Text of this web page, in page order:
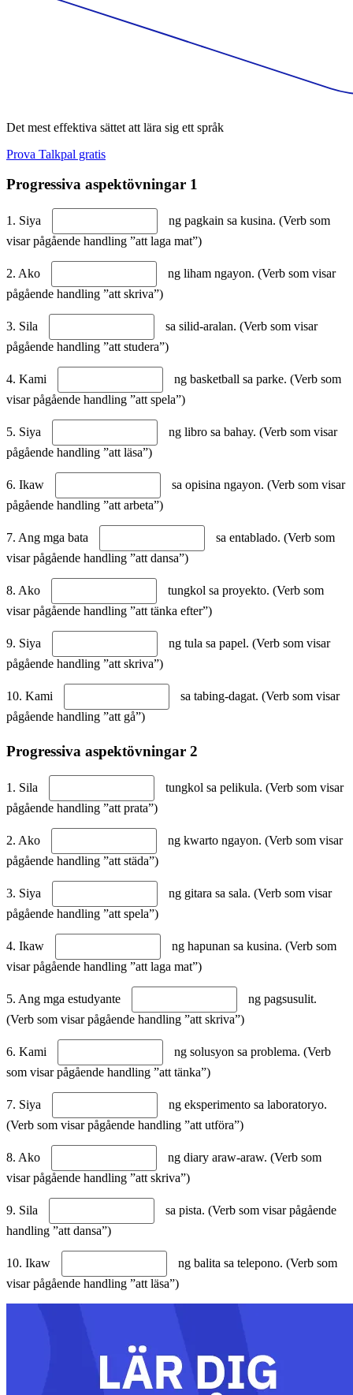
Det mest effektiva sättet att lära sig ett språk
Prova Talkpal gratis
Progressiva aspektövningar 1
1. Siya
ng pagkain sa kusina. (Verb som
visar pågående handling ”att laga mat”)
2. Ako
ng liham ngayon. (Verb som visar
pågående handling ”att skriva”)
3. Sila
sa silid-aralan. (Verb som visar
pågående handling ”att studera”)
4. Kami
ng basketball sa parke. (Verb som
visar pågående handling ”att spela”)
5. Siya
ng libro sa bahay. (Verb som visar
pågående handling ”att läsa”)
6. Ikaw
sa opisina ngayon. (Verb som visar
pågående handling ”att arbeta”)
7. Ang mga bata
sa entablado. (Verb som
visar pågående handling ”att dansa”)
8. Ako
tungkol sa proyekto. (Verb som
visar pågående handling ”att tänka efter”)
9. Siya
ng tula sa papel. (Verb som visar
pågående handling ”att skriva”)
10. Kami
sa tabing-dagat. (Verb som visar
pågående handling ”att gå”)
Progressiva aspektövningar 2
1. Sila
tungkol sa pelikula. (Verb som visar
pågående handling ”att prata”)
2. Ako
ng kwarto ngayon. (Verb som visar
pågående handling ”att städa”)
3. Siya
ng gitara sa sala. (Verb som visar
pågående handling ”att spela”)
4. Ikaw
ng hapunan sa kusina. (Verb som
visar pågående handling ”att laga mat”)
5. Ang mga estudyante
ng pagsusulit.
(Verb som visar pågående handling ”att skriva”)
6. Kami
ng solusyon sa problema. (Verb
som visar pågående handling ”att tänka”)
7. Siya
ng eksperimento sa laboratoryo.
(Verb som visar pågående handling ”att utföra”)
8. Ako
ng diary araw-araw. (Verb som
visar pågående handling ”att skriva”)
9. Sila
sa pista. (Verb som visar pågående
handling ”att dansa”)
10. Ikaw
ng balita sa telepono. (Verb som
visar pågående handling ”att läsa”)